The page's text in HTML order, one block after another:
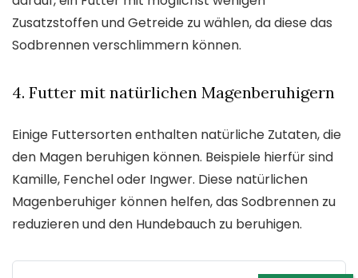
Zusatzstoffen und Getreide zu wählen, da diese das
Sodbrennen verschlimmern können.
4. Futter mit natürlichen Magenberuhigern
Einige Futtersorten enthalten natürliche Zutaten, die
den Magen beruhigen können. Beispiele hierfür sind
Kamille, Fenchel oder Ingwer. Diese natürlichen
Magenberuhiger können helfen, das Sodbrennen zu
reduzieren und den Hundebauch zu beruhigen.